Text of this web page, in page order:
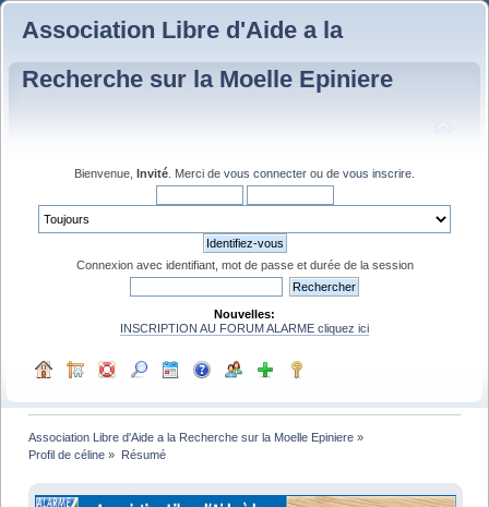
Association Libre d'Aide a la
Recherche sur la Moelle Epiniere
Bienvenue, Invité . Merci de vous connecter ou de vous inscrire
Connexion avec identifiant, mot de passe et durée de la session
Nouvelles:
INSCRIPTION AU FORUM ALARME cliquez ici
Association Libre d'Aide a la Recherche sur la Moelle Epiniere »
Profil de céline » Résumé